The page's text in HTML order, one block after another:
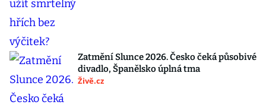
Zatmění Slunce 2026. Česko čeká působivé
divadlo, Španělsko úplná tma
Živě.cz